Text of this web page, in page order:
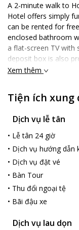
A 2-minute walk to
Hotel offers simply
can be rented for
enclosed bathroom
a flat-screen TV with
deposit box is also
Legend include
minute drive to Noi
buffet breakfast.
well as room service.
Xem thêm
Tiện ích xung
Dịch vụ lễ tân
• Lễ tân 24 giờ
• Dịch vụ hướng dẫn
• Dịch vụ đặt vé
• Bàn Tour
• Thu đổi ngoại tệ
• Bãi đậu xe
Dịch vụ lau dọn